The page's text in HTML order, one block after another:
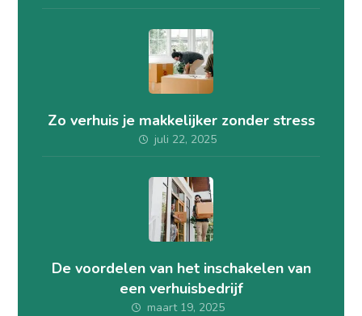
Zo verhuis je makkelijker zonder stress
juli 22, 2025
De voordelen van het inschakelen van
een verhuisbedrijf
maart 19, 2025